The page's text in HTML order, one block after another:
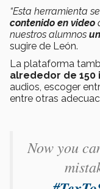
“Esta herramienta
contenido en video
nuestros alumnos
sugire de León.
La plataforma
alrededor de 150
audios, escoger
entre otras
Now you